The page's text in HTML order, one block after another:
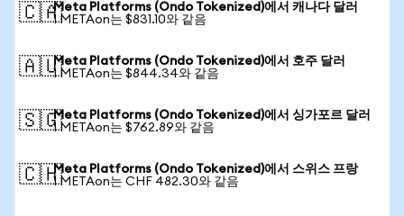
🇨🇦Meta Platforms (Ondo Tokenized)에서 캐나다 달러
1 METAon는 $831.10와 같음
🇦🇺Meta Platforms (Ondo Tokenized)에서 호주 달러
1 METAon는 $844.34와 같음
🇸🇬Meta Platforms (Ondo Tokenized)에서 싱가포르 달러
1 METAon는 $762.89와 같음
🇨🇭Meta Platforms (Ondo Tokenized)에서 스위스 프랑
1 METAon는 CHF 482.30와 같음